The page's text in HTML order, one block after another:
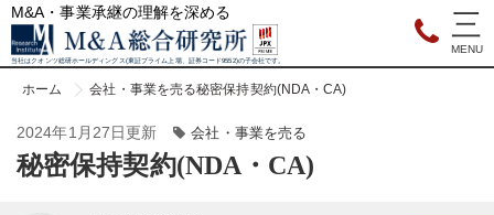
M&A・事業承継の理解を深める
当社はクオンツ総研ホールディングス(東証プライム上場、証券コード9552)の子会社です。
ホーム 会社・事業を売る秘密保持契約(NDA・CA)
2024年1月27日更新 会社・事業を売る
秘密保持契約(NDA・CA)